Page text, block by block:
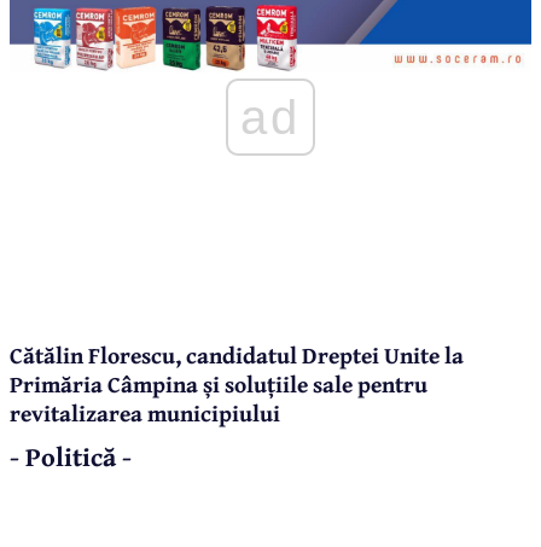
ad
Cătălin Florescu, candidatul Dreptei Unite la
Primăria Câmpina și soluțiile sale pentru
revitalizarea municipiului
- Politică -